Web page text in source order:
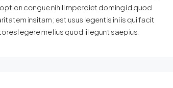
congue nihil imperdiet doming id quod
insitam; est usus legentis in iis qui facit
legere me lius quod ii legunt saepius.